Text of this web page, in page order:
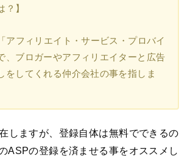
？】
アフィリエイト・サービス・プロバイ
、ブロガーやアフィリエイターと広告
をしてくれる仲介会社の事を指しま
しますが、登録自体は無料でできるの
ASPの登録を済ませる事をオススメし